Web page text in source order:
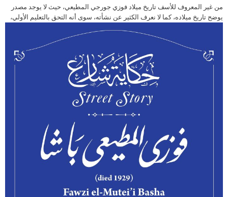
من غير المعروف للأسف تاريخ ميلاد فوزي جورجي المطيعي، حيث لا يوجد مصدر
يوضح تاريخ ميلاده، كما لا نعرف الكثير عن نشأته، سوى أنه التحق بالتعليم الأولي،